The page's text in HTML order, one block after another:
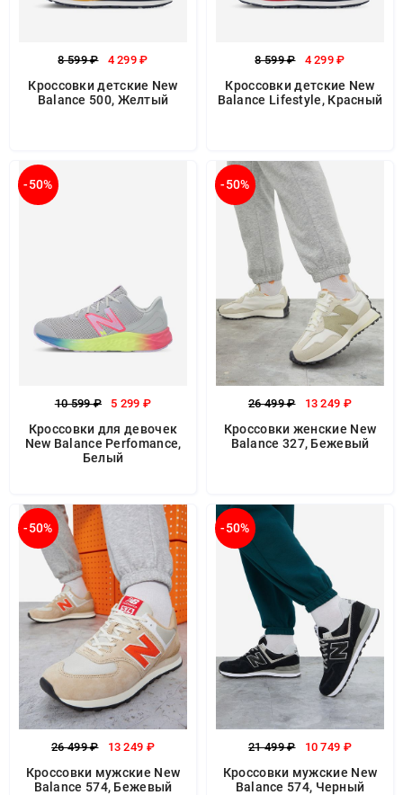
8 599 ₽ 4 299 ₽
Кроссовки детские New
Balance 500, Желтый
8 599 ₽ 4 299 ₽
Кроссовки детские New
Balance Lifestyle, Красный
-50%
10 599 ₽ 5 299 ₽
Кроссовки для девочек
New Balance Perfomance,
Белый
-50%
26 499 ₽ 13 249 ₽
Кроссовки женские New
Balance 327, Бежевый
-50%
26 499 ₽ 13 249 ₽
Кроссовки мужские New
Balance 574, Бежевый
-50%
21 499 ₽ 10 749 ₽
Кроссовки мужские New
Balance 574, Черный